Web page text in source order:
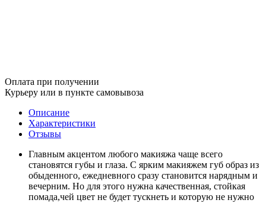
Оплата при получении
Курьеру или в пункте самовывоза
Описание
Характеристики
Отзывы
Главным акцентом любого макияжа чаще всего
становятся губы и глаза. С ярким макияжем губ образ из
обыденного, ежедневного сразу становится нарядным и
вечерним. Но для этого нужна качественная, стойкая
помада,чей цвет не будет тускнеть и которую не нужно